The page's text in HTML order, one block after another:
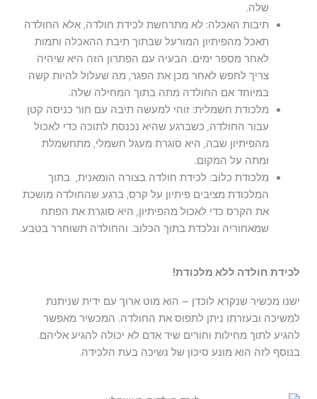
שלה.
תיבות האכלה: לא מתרחשת לכידת חולדה, אלא החולדה
תאכל מהפיתיון המורעל שבתוך תיבת ההאכלה ותמות
לאחר מספר ימים. הבעיה עם הפתרון הזה היא שיהיה
צריך לחפש לאחר מכן את הפגר, מה שעלול להיות קשה
במיוחד אם החולדה מתה בתוך המחילה שלה.
מלכודת חשמלית: זוהי למעשה תיבה עם חור כניסה קטן
עבור החולדה, כשברגע שהיא נכנסת לתוכה כדי לאכול
מהפיתיון שבה, היא סוגרת מעגל חשמלי, מתחשמלת
ומתה על המקום.
מלכודת כלוב: לכידת חולדה בצורה הומאנית, בתוך
המלכודת מציבים פיתיון על קרס, ברגע שהחולדה מושכת
את הקרס כדי לאכול מהפיתיון, היא סוגרת את הפתח
שמאחוריה ונלכדת בתוך הכלוב. והחולדה תשוחרר בטבע.
לכידת חולדה ללא מלכודת!
ישנו מכשיר שנקרא לוכדן – הוא מוט ארוך עם ידית שניתנת
למשיכה ובעזרתו ניתן לתפוס את החולדה. המכשיר מאפשר
להגיע לתוך מחילות וחורים שיד אדם לא יכולה להגיע אליהם.
בנוסף לזה הוא מונע סיכון של נשיכה בעת הלכידה.